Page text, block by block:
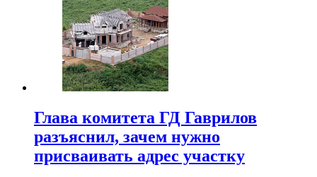
Глава комитета ГД Гаврилов
разъяснил, зачем нужно
присваивать адрес участку